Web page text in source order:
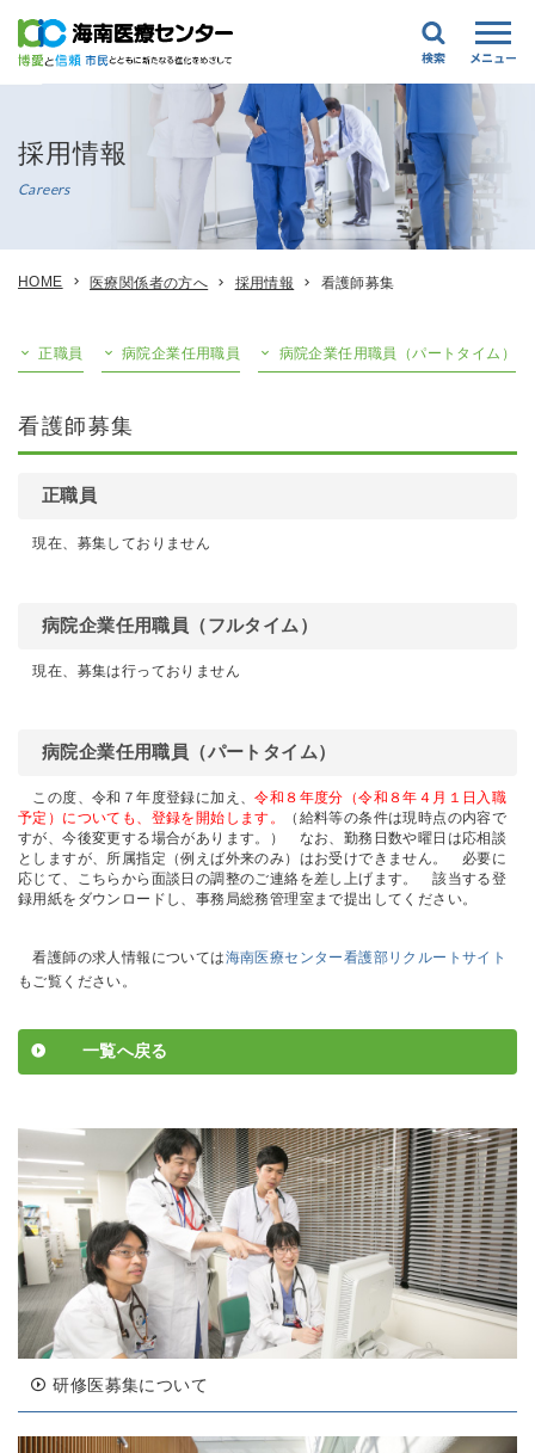
採用情報
Careers
HOME 医療関係者の方へ 採用情報 看護師募集
正職員 病院企業任用職員 病院企業任用職員（パートタイム）
看護師募集
正職員
現在、募集しておりません
病院企業任用職員（フルタイム）
現在、募集は行っておりません
病院企業任用職員（パートタイム）
この度、令和７年度登録に加え、令和８年度分（令和８年４月１日入職
予定）についても、登録を開始します。
（給料等の条件は現時点の内容で
すが、今後変更する場合があります。）
なお、勤務日数や曜日は応相談
としますが、所属指定（例えば外来のみ）はお受けできません。
必要に
応じて、こちらから面談日の調整のご連絡を差し上げます。
該当する登
録用紙をダウンロードし、事務局総務管理室まで提出してください。
看護師の求人情報については海南医療センター看護部リクルートサイト
も ご覧ください。
一覧へ戻る
研修医募集について